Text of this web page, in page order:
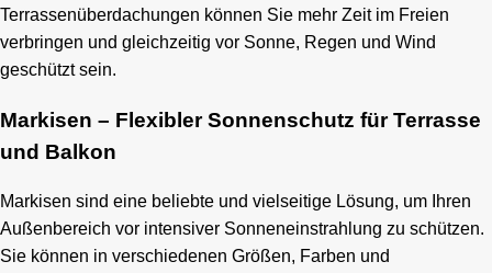
Terrassenüberdachungen können Sie mehr Zeit im Freien
verbringen und gleichzeitig vor Sonne, Regen und Wind
geschützt sein.
Markisen – Flexibler Sonnenschutz für Terrasse
und Balkon
Markisen sind eine beliebte und vielseitige Lösung, um Ihren
Außenbereich vor intensiver Sonneneinstrahlung zu schützen.
Sie können in verschiedenen Größen, Farben und